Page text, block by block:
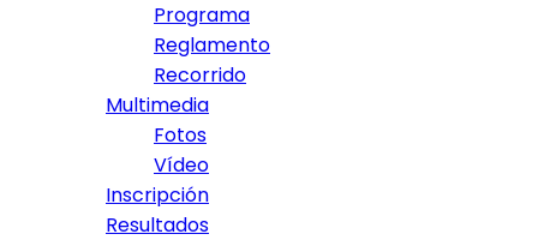
Programa
Reglamento
Recorrido
Multimedia
Fotos
Vídeo
Inscripción
Resultados